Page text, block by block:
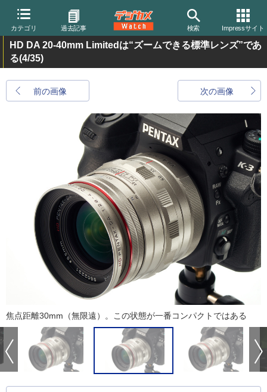
カテゴリ 過去記事 検索 Impressサイト
HD DA 20-40mm Limitedは“ズームできる標準レンズ”であ
る(4/35)
前の画像 次の画像
焦点距離30mm（無限遠）。この状態が一番コンパクトではある